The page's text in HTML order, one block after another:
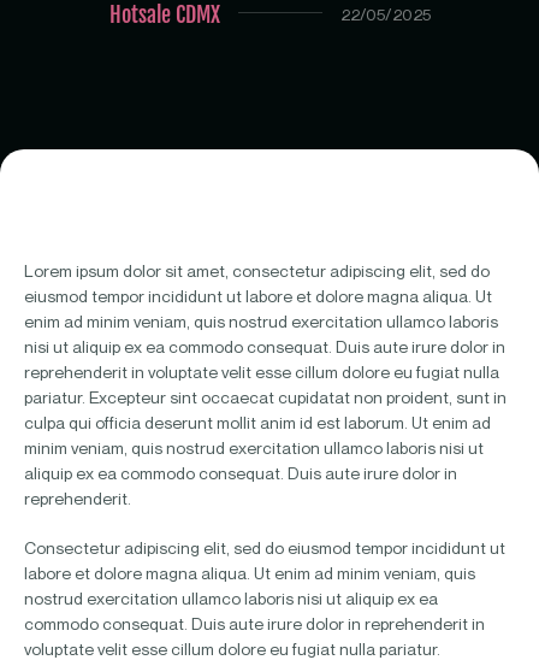
Hotsale CDMX 22/05/2025
Lorem ipsum dolor sit amet, consectetur adipiscing elit, sed do
eiusmod tempor incididunt ut labore et dolore magna aliqua. Ut
enim ad minim veniam, quis nostrud exercitation ullamco laboris
nisi ut aliquip ex ea commodo consequat. Duis aute irure dolor in
reprehenderit in voluptate velit esse cillum dolore eu fugiat nulla
pariatur. Excepteur sint occaecat cupidatat non proident, sunt in
culpa qui officia deserunt mollit anim id est laborum. Ut enim ad
minim veniam, quis nostrud exercitation ullamco laboris nisi ut
aliquip ex ea commodo consequat. Duis aute irure dolor in
reprehenderit.
Consectetur adipiscing elit, sed do eiusmod tempor incididunt ut
labore et dolore magna aliqua. Ut enim ad minim veniam, quis
nostrud exercitation ullamco laboris nisi ut aliquip ex ea
commodo consequat. Duis aute irure dolor in reprehenderit in
voluptate velit esse cillum dolore eu fugiat nulla pariatur.